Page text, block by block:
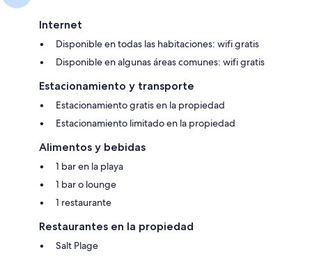
Internet
Disponible en todas las habitaciones: wifi gratis
Disponible en algunas áreas comunes: wifi gratis
Estacionamiento y transporte
Estacionamiento gratis en la propiedad
Estacionamiento limitado en la propiedad
Alimentos y bebidas
1 bar en la playa
1 bar o lounge
1 restaurante
Restaurantes en la propiedad
Salt Plage